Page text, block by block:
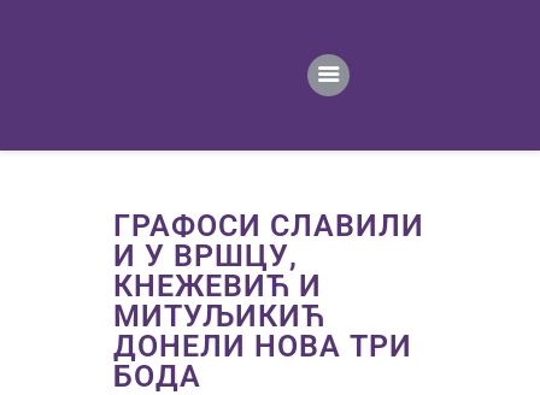
ПРОДАВНИЦА
КОНТАКТ
ГРАФОСИ СЛАВИЛИ
И У ВРШЦУ,
КНЕЖЕВИЋ И
МИТУЉИКИЋ
ДОНЕЛИ НОВА ТРИ
БОДА